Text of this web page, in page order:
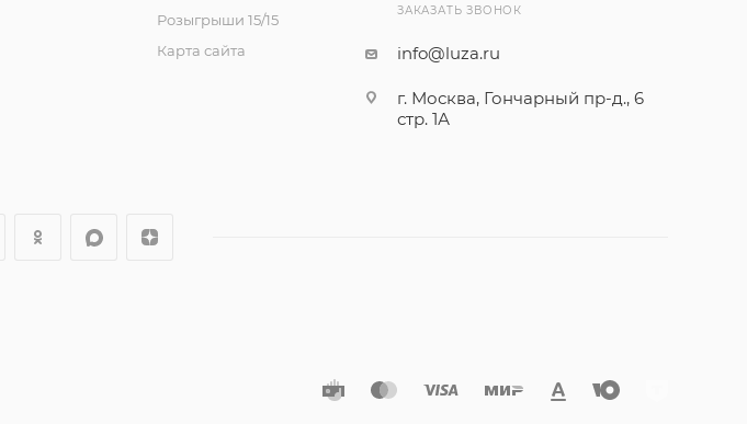
Розыгрыши 15/15
Карта сайта
ЗАКАЗАТЬ ЗВОНОК
info@luza.ru
г. Москва, Гончарный пр-д., 6
стр. 1А